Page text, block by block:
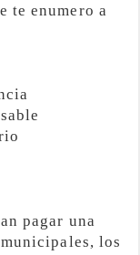
te enumero a
pagar una
los